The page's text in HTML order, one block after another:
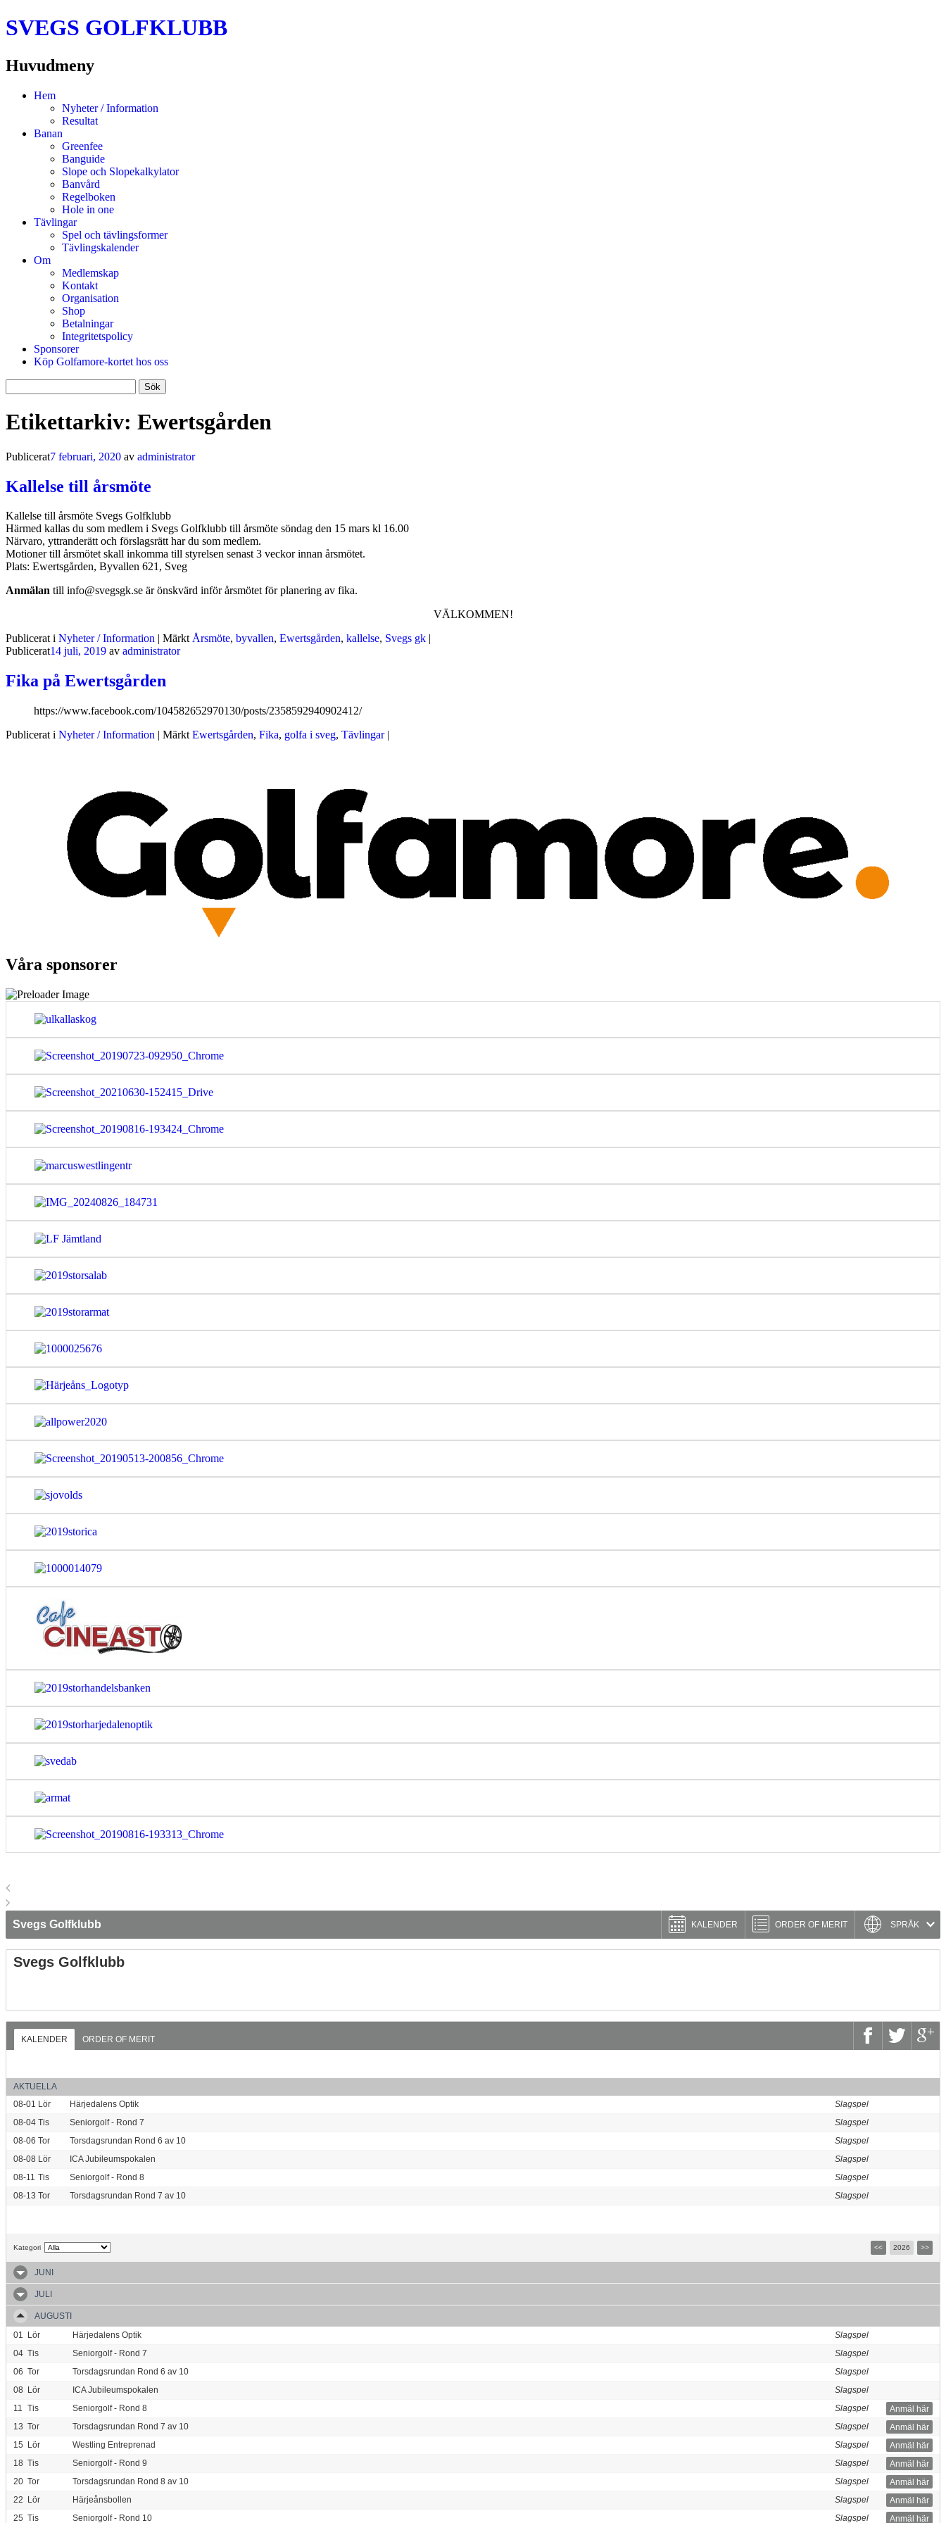
SVEGS GOLFKLUBB
Huvudmeny
HoppaHem
Nyheter / Information
Resultat
Banan
Greenfee
Banguide
Slope och Slopekalkylator
Banvård
Regelboken
Hole in one
Tävlingar
Spel och tävlingsformer
Tävlingskalender
Om
Medlemskap
Kontakt
Organisation
Shop
Betalningar
Integritetspolicy
Sponsorer
Köp Golfamore-kortet hos oss
efter:
Etikettarkiv: Ewertsgården
Publicerat7 februari, 2020 av administrator
Kallelse till årsmöte
Kallelse till årsmöte Svegs Golfklubb
Härmed kallas du som medlem i Svegs Golfklubb till årsmöte söndag den 15 mars kl 16.00
Närvaro, yttranderätt och förslagsrätt har du som medlem.
Motioner till årsmötet skall inkomma till styrelsen senast 3 veckor innan årsmötet.
Plats: Ewertsgården, Byvallen 621, Sveg
Anmälan till info@svegsgk.se är önskvärd inför årsmötet för planering av fika.
VÄLKOMMEN!
Publicerat i Nyheter / Information MärktÅrsmöte, byvallen, Ewertsgården, kallelse, Svegs gk
Publicerat14 juli, 2019 av administrator
Fika på Ewertsgården
https://www.facebook.com/104582652970130/posts/2358592940902412/
Publicerat i Nyheter / Information | Märkt Ewertsgården, Fika, golfa i sveg, Tävlingar |
Våra sponsorer
Svegs Golfklubb KALENDER ORDER OF MERIT SPRÅK
Svegs Golfklubb
KALENDER ORDER OF MERIT
AKTUELLA
08-01 Lör Slagspel
Härjedalens Optik
08-04 Tis Slagspel
Seniorgolf - Rond 7
08-06 Tor Slagspel
Torsdagsrundan Rond 6 av 10
08-08 Lör Slagspel
ICA Jubileumspokalen
08-11 Tis Slagspel
Seniorgolf - Rond 8
08-13 Tor Slagspel
Torsdagsrundan Rond 7 av 10
<< 2026 >>
Kategori
JUNI
JULI
AUGUSTI
01
Lör Slagspel
Härjedalens Optik
04 Tis Slagspel
Seniorgolf - Rond 7
06 Tor Slagspel
Torsdagsrundan Rond 6 av 10
08 Lör Slagspel
ICA Jubileumspokalen
11
Tis Anmäl här
Slagspel
Seniorgolf - Rond 8
13 Tor Anmäl här
Slagspel
Torsdagsrundan Rond 7 av 10
15 Lör Anmäl här
Slagspel
Westling Entreprenad
18 Tis Anmäl här
Slagspel
Seniorgolf - Rond 9
20 Tor Anmäl här
Slagspel
Torsdagsrundan Rond 8 av 10
22 Lör Anmäl här
Slagspel
Härjeånsbollen
25 Tis Anmäl här
Slagspel
Seniorgolf - Rond 10